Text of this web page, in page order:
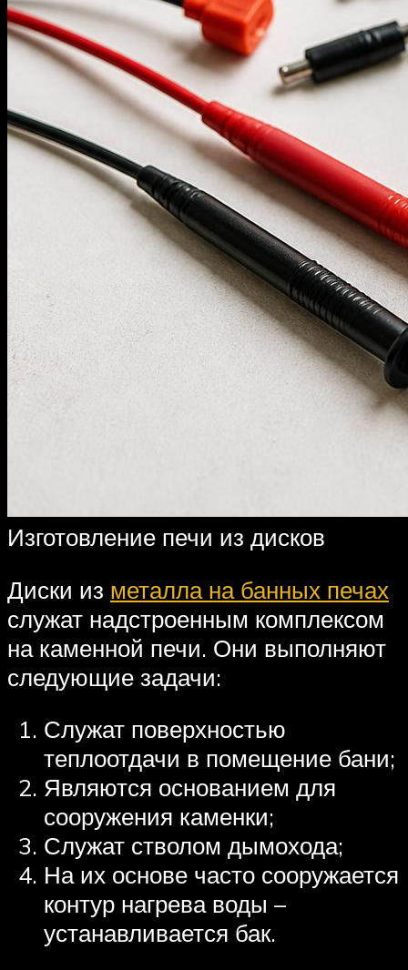
Изготовление печи из дисков
Диски из металла на банных печах
служат надстроенным комплексом
на каменной печи. Они выполняют
следующие задачи:
Служат поверхностью
теплоотдачи в помещение бани;
Являются основанием для
сооружения каменки;
Служат стволом дымохода;
На их основе часто сооружается
контур нагрева воды –
устанавливается бак.